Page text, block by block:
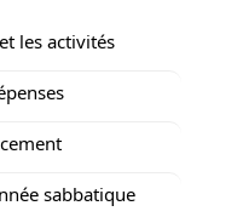
les activités
sabbatique